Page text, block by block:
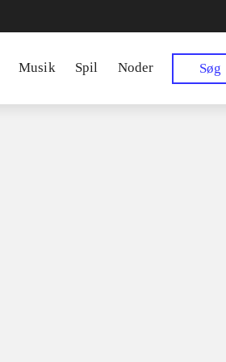
Musik Spil Noder Søg